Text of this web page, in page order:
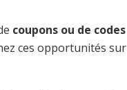
coupons ou de codes
ces opportunités sur